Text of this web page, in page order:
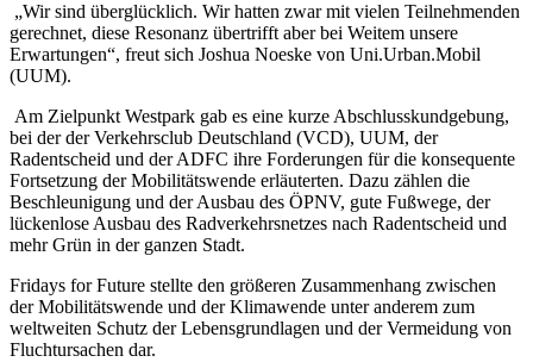
„Wir sind überglücklich. Wir hatten zwar mit vielen Teilnehmenden
gerechnet, diese Resonanz übertrifft aber bei Weitem unsere
Erwartungen“, freut sich Joshua Noeske von Uni.Urban.Mobil
(UUM).
Am Zielpunkt Westpark gab es eine kurze Abschlusskundgebung,
bei der der Verkehrsclub Deutschland (VCD), UUM, der
Radentscheid und der ADFC ihre Forderungen für die konsequente
Fortsetzung der Mobilitätswende erläuterten. Dazu zählen die
Beschleunigung und der Ausbau des ÖPNV, gute Fußwege, der
lückenlose Ausbau des Radverkehrsnetzes nach Radentscheid und
mehr Grün in der ganzen Stadt.
Fridays for Future stellte den größeren Zusammenhang zwischen
der Mobilitätswende und der Klimawende unter anderem zum
weltweiten Schutz der Lebensgrundlagen und der Vermeidung von
Fluchtursachen dar.